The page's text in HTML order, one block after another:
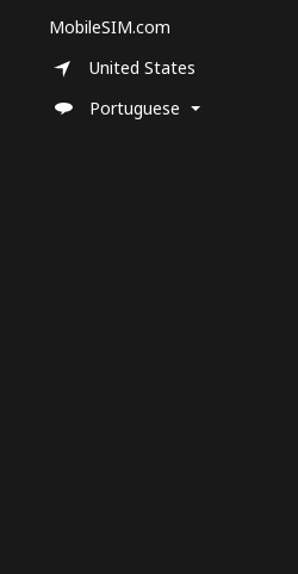
MobileSIM.com
United States
Portuguese